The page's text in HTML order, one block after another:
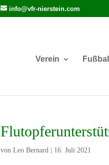
info@vfr-nierstein.com
Verein Fußball
vonLeo Bernard 16. Juli 2021